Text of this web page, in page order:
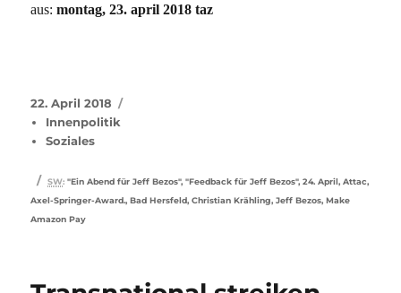
aus:montag, 23. april 2018 taz
Veröffentlicht
am
22. April 2018
Innenpolitik
Soziales
Schlagwörter
SW: "Ein Abend für Jeff Bezos","Feedback für Jeff Bezos",24. April,Attac,
Axel-Springer-Award.,Bad Hersfeld,Christian Krähling,Jeff Bezos,Make
Amazon Pay